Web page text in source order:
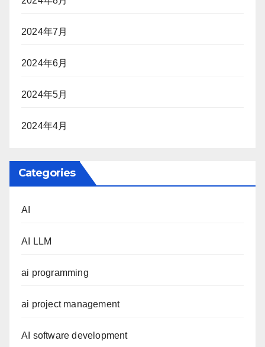
2024年7月
2024年6月
2024年5月
2024年4月
Categories
AI
AI LLM
ai programming
ai project management
AI software development